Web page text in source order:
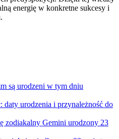
energię w konkretne sukcesy i
są urodzeni w tym dniu
daty urodzenia i przynależność do
zodiakalny Gemini urodzony 23